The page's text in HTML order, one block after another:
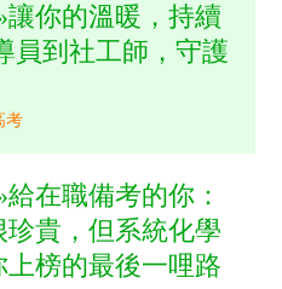
讓你的溫暖，持續
員到社工師，守護
考
給在職備考的你：
珍貴，但系統化學
上榜的最後一哩路